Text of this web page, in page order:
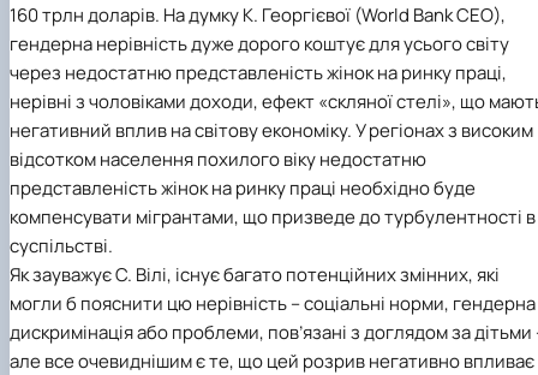
160 трлн доларів. На думку К. Георгієвої (World Bank CEO),
гендерна нерівність дуже дорого коштує для усього світу
через недостатню представленість жінок на ринку праці,
нерівні з чоловіками доходи, ефект «скляної стелі», що
негативний вплив на світову економіку. У регіонах з високим
відсотком населення похилого віку недостатню
представленість жінок на ринку праці необхідно буде
компенсувати мігрантами, що призведе до турбулентності в
суспільстві.
Як зауважує С. Вілі, існує багато потенційних змінних, які
могли б пояснити цю нерівність – соціальні норми, гендерна
дискримінація або проблеми, пов’язані з доглядом за дітьми
але все очевиднішим є те, що цей розрив негативно впливає